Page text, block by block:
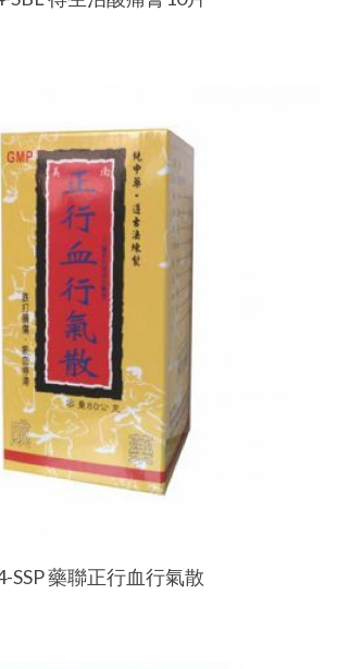
產品說明
SSP 藥聯正行血行氣散